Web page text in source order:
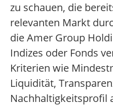
zu schauen, die
relevanten Markt
die Amer Group
Indizes oder Fonds
Kriterien wie
Liquidität,
Nachhaltigkeitsprofil